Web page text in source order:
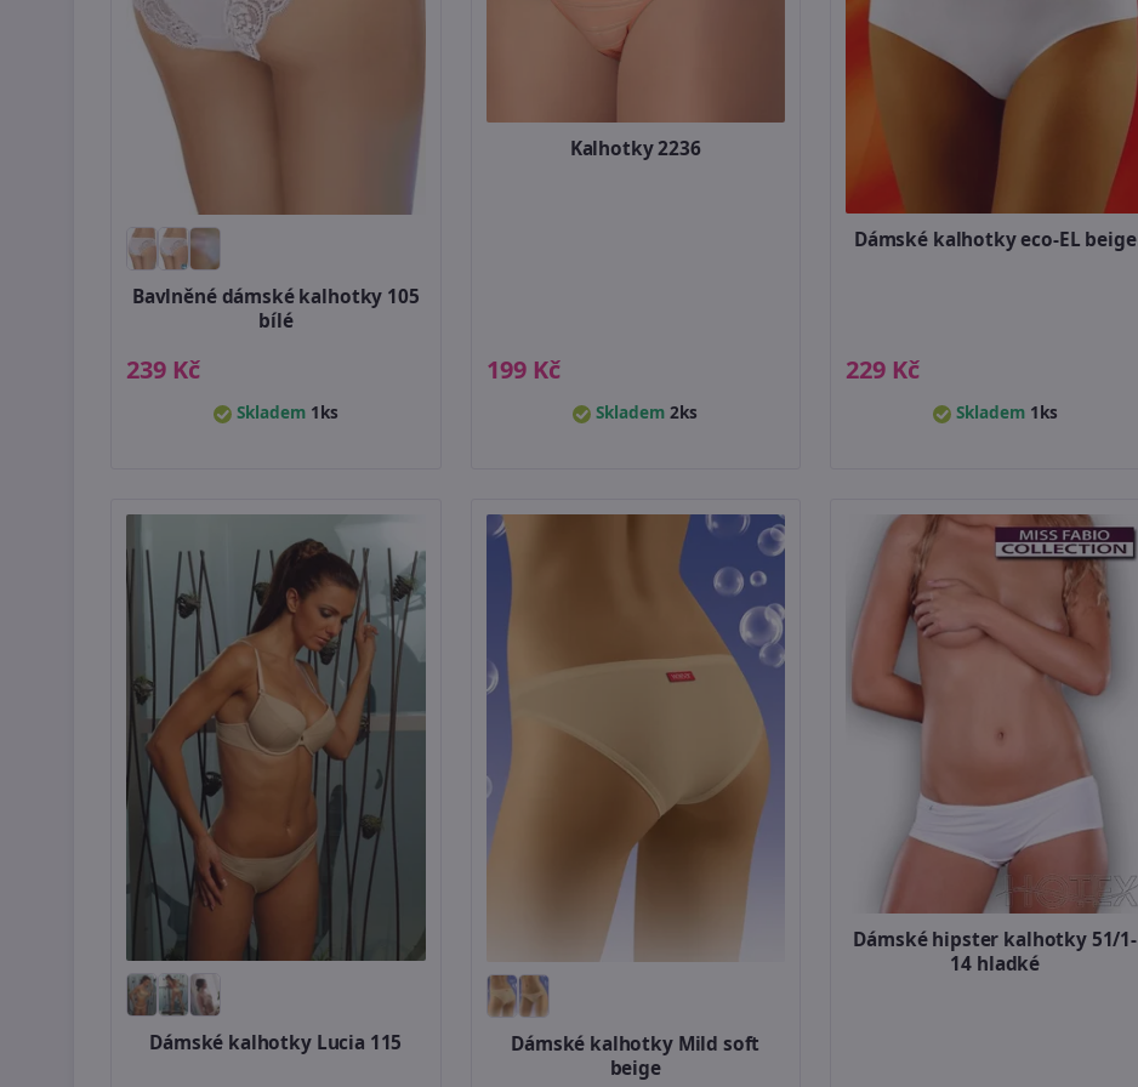
Bavlněné dámské kalhotky 105
bílé
239 Kč
Skladem 1ks
Kalhotky 2236
199 Kč
Skladem2ks
Dámské kalhotky eco-EL beige
229 Kč
Skladem 1ks
Dámské kalhotky Lucia 115
Dámské kalhotky Mild soft
beige
Dámské hipster kalhotky 51/1-
14 hladké